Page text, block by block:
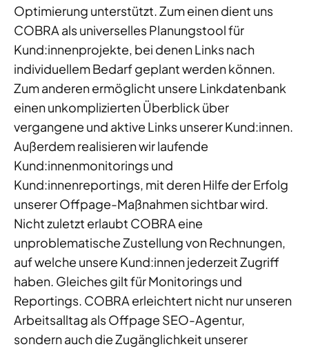
Optimierung unterstützt. Zum einen dient uns
COBRA als universelles Planungstool für
Kund:innenprojekte, bei denen Links nach
individuellem Bedarf geplant werden können.
Zum anderen ermöglicht unsere Linkdatenbank
einen unkomplizierten Überblick über
vergangene und aktive Links unserer Kund:innen.
Außerdem realisieren wir laufende
Kund:innenmonitorings und
Kund:innenreportings, mit deren Hilfe der Erfolg
unserer Offpage-Maßnahmen sichtbar wird.
Nicht zuletzt erlaubt COBRA eine
unproblematische Zustellung von Rechnungen,
auf welche unsere Kund:innen jederzeit Zugriff
haben. Gleiches gilt für Monitorings und
Reportings. COBRA erleichtert nicht nur unseren
Arbeitsalltag als Offpage SEO-Agentur,
sondern auch die Zugänglichkeit unserer